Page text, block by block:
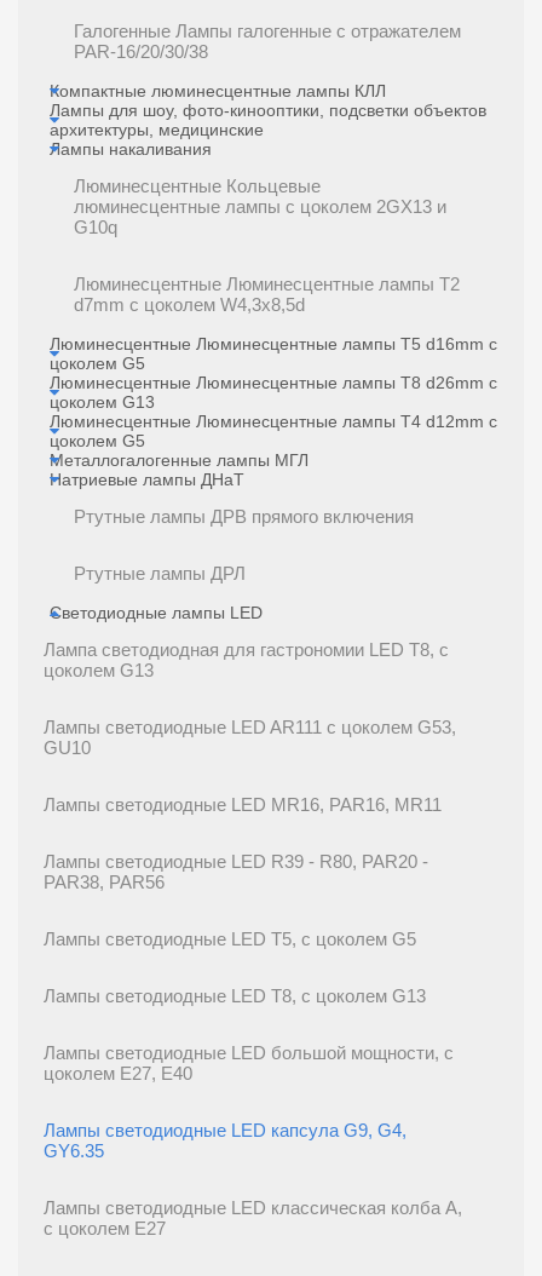
Галогенные Лампы галогенные с отражателем
PAR-16/20/30/38
Компактные люминесцентные лампы КЛЛ
Лампы для шоу, фото-кинооптики, подсветки объектов
архитектуры, медицинские
Лампы накаливания
Люминесцентные Кольцевые
люминесцентные лампы с цоколем 2GX13 и
G10q
Люминесцентные Люминесцентные лампы T2
d7mm с цоколем W4,3x8,5d
Люминесцентные Люминесцентные лампы T5 d16mm с
цоколем G5
Люминесцентные Люминесцентные лампы T8 d26mm с
цоколем G13
Люминесцентные Люминесцентные лампы Т4 d12mm с
цоколем G5
Металлогалогенные лампы МГЛ
Натриевые лампы ДНаТ
Ртутные лампы ДРВ прямого включения
Ртутные лампы ДРЛ
Светодиодные лампы LED
Лампа светодиодная для гастрономии LED T8, с
цоколем G13
Лампы светодиодные LED AR111 с цоколем G53,
GU10
Лампы светодиодные LED MR16, PAR16, MR11
Лампы светодиодные LED R39 - R80, PAR20 -
PAR38, PAR56
Лампы светодиодные LED T5, с цоколем G5
Лампы светодиодные LED T8, с цоколем G13
Лампы светодиодные LED большой мощности, с
цоколем E27, E40
Лампы светодиодные LED капсула G9, G4,
GY6.35
Лампы светодиодные LED классическая колба A,
с цоколем E27